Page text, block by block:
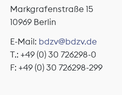
Markgrafenstraße 15
10969 Berlin
E-Mail: bdzv@bdzv.de
T.: +49 (0) 30 726298-0
F: +49 (0) 30 726298-299